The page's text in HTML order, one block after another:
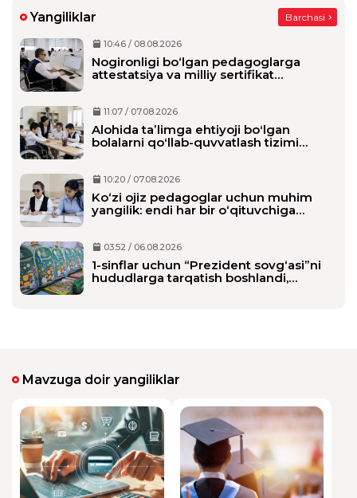
olamanmi
Matlub Xakim
15:55:26 / 14.06.2026
Islomjon Bahtiyorivich :
Javob
Yangiliklar Barchasi
10:46 / 08.08.2026
Nogironligi bo‘lgan pedagoglarga
attestatsiya va milliy sertifikat
11:07 / 07.08.2026
Alohida taʼlimga ehtiyoji boʻlgan
bolalarni qoʻllab-quvvatlash tizimi
10:20 / 07.08.2026
Ko‘zi ojiz pedagoglar uchun muhim
yangilik: endi har bir o‘qituvchiga
03:52 / 06.08.2026
1-sinflar uchun “Prezident sovg‘asi”ni
hududlarga tarqatish boshlandi,
Mavzuga doir yangiliklar